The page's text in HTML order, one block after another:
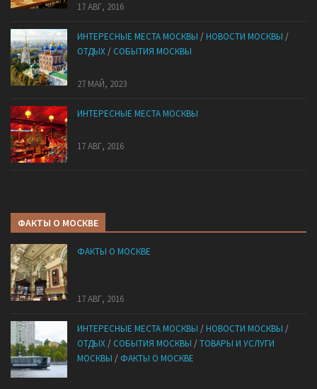
17 АВГ, 2016
ИНТЕРЕСНЫЕ МЕСТА МОСКВЫ /НОВОСТИ МОСКВЫ /
ОТДЫХ / СОБЫТИЯ МОСКВЫ
27 МАЙ, 2023
ИНТЕРЕСНЫЕ МЕСТА МОСКВЫ
17 АВГ, 2016
ФАКТЫ О МОСКВЕ
ФАКТЫ О МОСКВЕ
17 АВГ, 2016
ИНТЕРЕСНЫЕ МЕСТА МОСКВЫ /НОВОСТИ МОСКВЫ /
ОТДЫХ / СОБЫТИЯ МОСКВЫ /ТОВАРЫ И УСЛУГИ
МОСКВЫ / ФАКТЫ О МОСКВЕ